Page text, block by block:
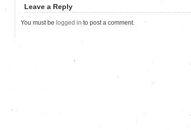
Leave a Reply
You must be logged in to post a comment.